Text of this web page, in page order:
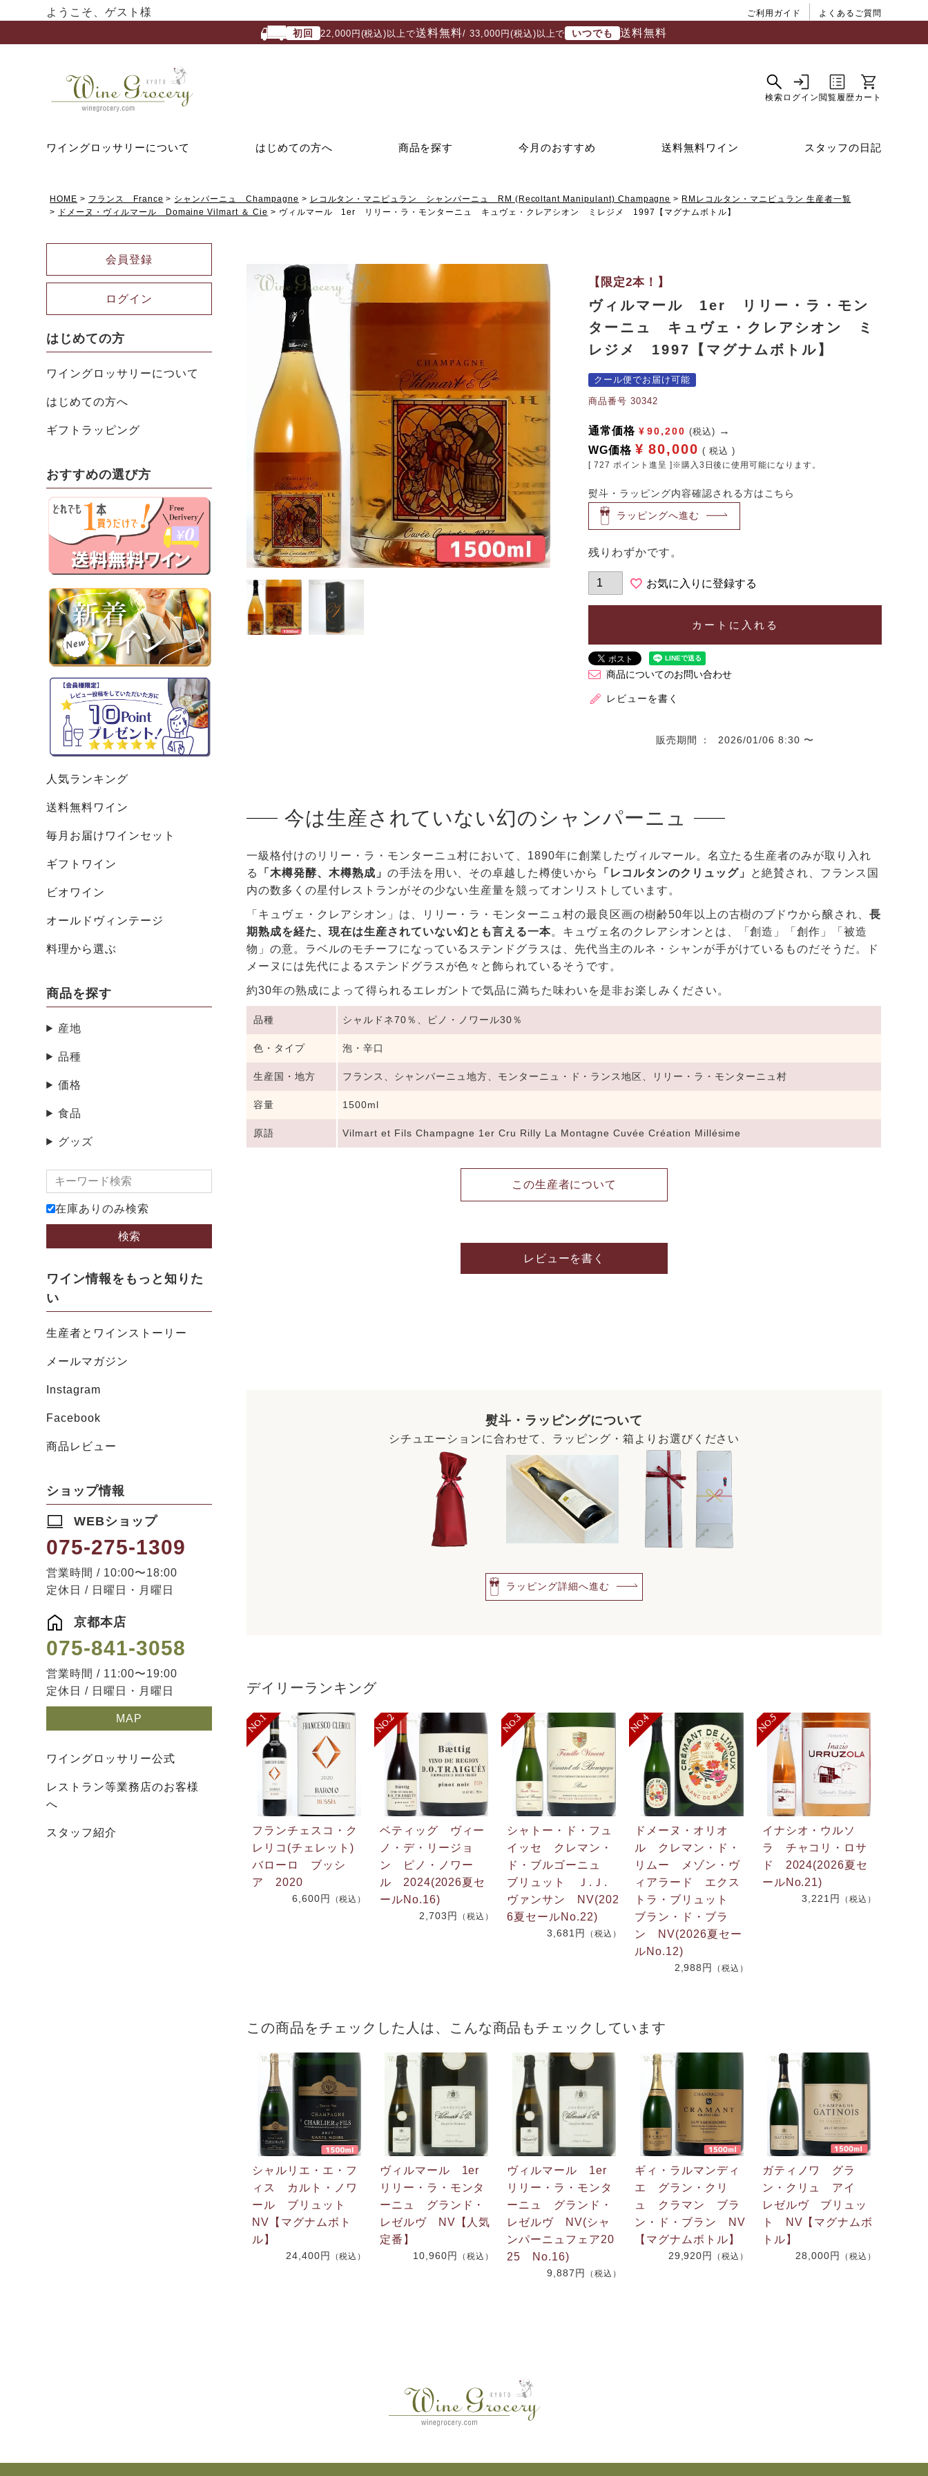
ようこそ、ゲスト様 ご利用ガイド よくあるご質問
初回 22,000円(税込)以上で送料無料/ 33,000円(税込)以上で いつでも 送料無料
ワイングロッサリーについて はじめての方へ 商品を探す 今月のおすすめ 送料無料ワイン スタッフの日記
HOME フランス France シャンパーニュ Champagne レコルタン・マニピュラン シャンパーニュ RM (Recoltant Manipulant) Champagne
RMレコルタン・マニピュラン 生産者一覧
ドメーヌ・ヴィルマール Domaine Vilmart ＆ Cie
ヴィルマール 1er リリー・ラ・モンターニュ キュヴェ・クレアシオン ミレジメ 1997【マグナムボトル】
会員登録
ログイン
はじめての方
ワイングロッサリーについて
はじめての方へ
ギフトラッピング
おすすめの選び方
人気ランキング
送料無料ワイン
毎月お届けワインセット
ギフトワイン
ビオワイン
オールドヴィンテージ
料理から選ぶ
商品を探す
産地
品種
価格
食品
グッズ
在庫ありのみ検索
検索
ワイン情報をもっと知りた
い
生産者とワインストーリー
メールマガジン
Instagram
Facebook
商品レビュー
ショップ情報
WEBショップ
075-275-1309
営業時間 / 10:00〜18:00
定休日 / 日曜日・月曜日
京都本店
075-841-3058
営業時間 / 11:00〜19:00
定休日 / 日曜日・月曜日
MAP
ワイングロッサリー公式
レストラン等業務店のお客様
へ
スタッフ紹介
【限定2本！】
ヴィルマール 1er リリー・ラ・モン
ターニュ キュヴェ・クレアシオン ミ
レジメ 1997【マグナムボトル】
クール便でお届け可能
商品番号 30342
通常価格 ¥ 90,200 (税込)
WG価格 ¥ 80,000 税込
[ 727 ポイント進呈 ]※購入3日後に使用可能になります。
熨斗・ラッピング内容確認される方はこちら
ラッピングへ進む
残りわずかです。
お気に入りに登録する
カートに入れる
商品についてのお問い合わせ
レビューを書く
販売期間 2026/01/06 8:30 〜
今は生産されていない幻のシャンパーニュ
一級格付けのリリー・ラ・モンターニュ村において、1890年に創業したヴィルマール。名立たる生産者のみが取り入れ
る
「木樽発酵、木樽熟成」 の手法を用い、その卓越した樽使いから 「レコルタンのクリュッグ」
と絶賛され、フランス国
内の数多くの星付レストランがその少ない生産量を競ってオンリストしています。
「キュヴェ・クレアシオン」は、リリー・ラ・モンターニュ村の最良区画の樹齢50年以上の古樹のブドウから醸され、長
期熟成を経た、現在は生産されていない幻とも言える一本。キュヴェ名のクレアシオンとは、「創造」「創作」「被造
物」の意。ラベルのモチーフになっているステンドグラスは、先代当主のルネ・シャンが手がけているものだそうだ。ド
メーヌには先代によるステンドグラスが色々と飾られているそうです。
約30年の熟成によって得られるエレガントで気品に満ちた味わいを是非お楽しみください。
品種 シャルドネ70％、ピノ・ノワール30％
色・タイプ 泡・辛口
生産国・地方 フランス、シャンパーニュ地方、モンターニュ・ド・ランス地区、リリー・ラ・モンターニュ村
容量 1500ml
原語 Vilmart et Fils Champagne 1er Cru Rilly La Montagne Cuvée Création Millésime
この生産者について
レビューを書く
熨斗・ラッピングについて
シチュエーションに合わせて、ラッピング・箱よりお選びください
ラッピング詳細へ進む
デイリーランキング
フランチェスコ・ク
レリコ(チェレット)
バローロ ブッシ
ア 2020
6,600円 （税込）
ベティッグ ヴィー
ノ・デ・リージョ
ン ピノ・ノワー
ル 2024(2026夏セ
ールNo.16)
2,703円 （税込）
シャトー・ド・フュ
イッセ クレマン・
ド・ブルゴーニュ
ブリュット Ｊ.Ｊ.
ヴァンサン NV(202
6夏セールNo.22)
3,681円 （税込）
ドメーヌ・オリオ
ル クレマン・ド・
リムー メゾン・ヴ
ィアラード エクス
トラ・ブリュット
ブラン・ド・ブラ
ン NV(2026夏セー
ルNo.12)
2,988円 （税込）
イナシオ・ウルソ
ラ チャコリ・ロサ
ド 2024(2026夏セ
ールNo.21)
3,221円 （税込）
この商品をチェックした人は、こんな商品もチェックしています
シャルリエ・エ・フ
ィス カルト・ノワ
ール ブリュット
NV【マグナムボト
ル】
24,400円 （税込）
ヴィルマール 1er
リリー・ラ・モンタ
ーニュ グランド・
レゼルヴ NV【人気
定番】
10,960円 （税込）
ヴィルマール 1er
リリー・ラ・モンタ
ーニュ グランド・
レゼルヴ NV(シャ
ンパーニュフェア20
25 No.16)
9,887円 （税込）
ギィ・ラルマンディ
エ グラン・クリ
ュ クラマン ブラ
ン・ド・ブラン NV
【マグナムボトル】
29,920円 （税込）
ガティノワ グラ
ン・クリュ アイ
レゼルヴ ブリュッ
ト NV【マグナムボ
トル】
28,000円 （税込）